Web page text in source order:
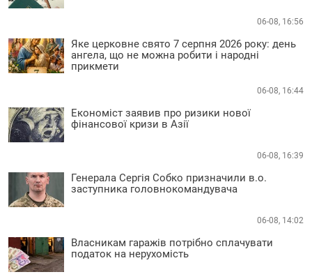
06-08, 16:56
Яке церковне свято 7 серпня 2026 року: день
ангела, що не можна робити і народні
прикмети
06-08, 16:44
Економіст заявив про ризики нової
фінансової кризи в Азії
06-08, 16:39
Генерала Сергія Собко призначили в.о.
заступника головнокомандувача
06-08, 14:02
Власникам гаражів потрібно сплачувати
податок на нерухомість